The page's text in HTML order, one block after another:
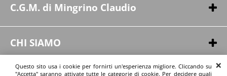
Questo sito usa i cookie per fornirti un'esperienza migliore. Cliccando su
"Accetta" saranno attivate tutte le categorie di cookie. Per decidere quali
C.G.M. di Mingrino Claudio
P.IVA 01164550863
CHI SIAMO
Chi siamo
Contatti